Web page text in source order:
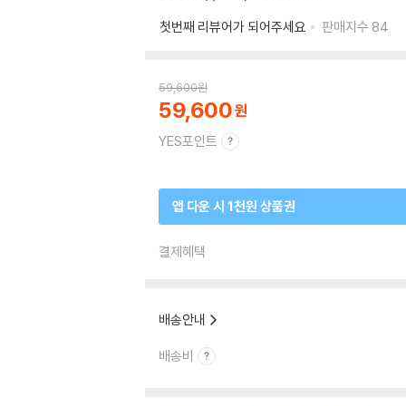
첫번째 리뷰어가 되어주세요
판매지수 84
59,600원
59,600
YES포인트
앱 다운 시 1천원 상품권
결제혜택
배송안내
배송비